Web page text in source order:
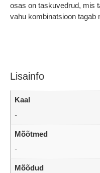
osas on taskuvedrud, mis
vahu kombinatsioon tagab
Lisainfo
Kaal
-
Mõõtmed
-
Mõõdud